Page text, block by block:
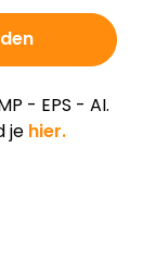
- EPS - AI.
je hier.